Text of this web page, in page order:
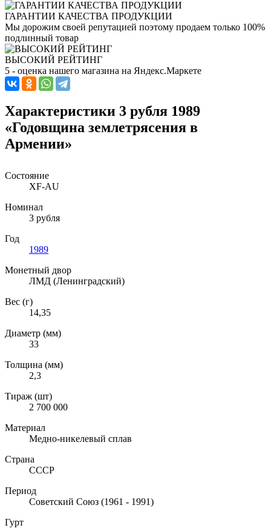
ГАРАНТИИ КАЧЕСТВА ПРОДУКЦИИ
Мы дорожим своей репутацией поэтому продаем только 100%
подлинный товар
ВЫСОКИЙ РЕЙТИНГ
5 - оценка нашего магазина на Яндекс.Маркете
Характеристики 3 рубля 1989
«Годовщина землетрясения в
Армении»
Состояние
XF-AU
Номинал
3 рубля
Год
1989
Монетный двор
ЛМД (Ленинградский)
Вес (г)
14,35
Диаметр (мм)
33
Толщина (мм)
2,3
Тираж (шт)
2 700 000
Материал
Медно-никелевый сплав
Страна
СССР
Период
Советский Союз (1961 - 1991)
Гурт